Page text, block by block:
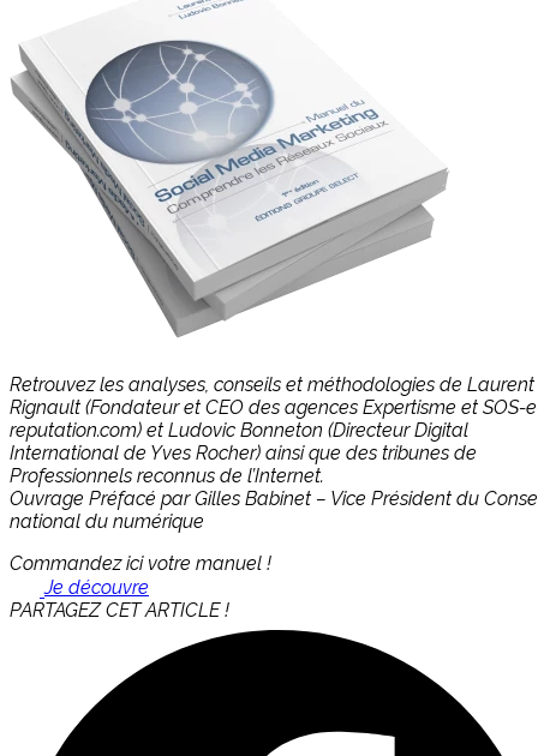
Retrouvez les analyses, conseils et méthodologies de Laurent
Rignault (Fondateur et CEO des agences Expertisme et SOS-
reputation.com) et Ludovic Bonneton (Directeur Digital
International de Yves Rocher) ainsi que des tribunes de
Professionnels reconnus de l’Internet.
Ouvrage Préfacé par Gilles Babinet – Vice Président du
national du numérique
Commandez ici votre manuel !
Je découvre
PARTAGEZ CET ARTICLE !